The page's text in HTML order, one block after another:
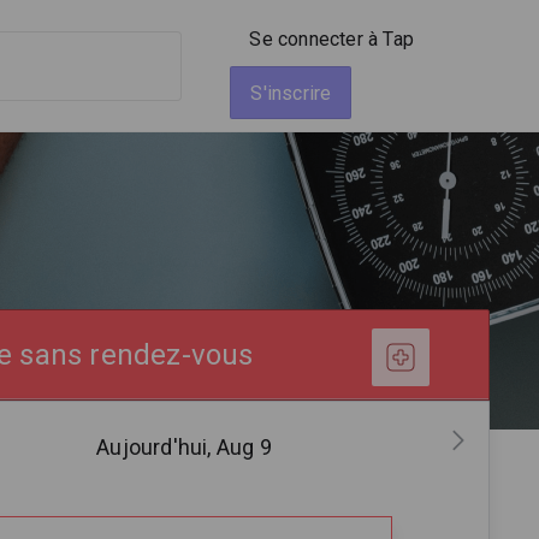
Se connecter à Tap
S'inscrire
sans rendez-vous
Aujourd'hui, Aug 9